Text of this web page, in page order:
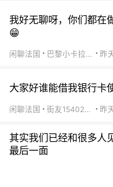
我好无聊呀，你们都在
😁
闲聊法国 巴黎小卡拉咪 昨
大家好谁能借我银行卡
闲聊法国 街友15402223 昨
其实我们已经和很多人
最后一面